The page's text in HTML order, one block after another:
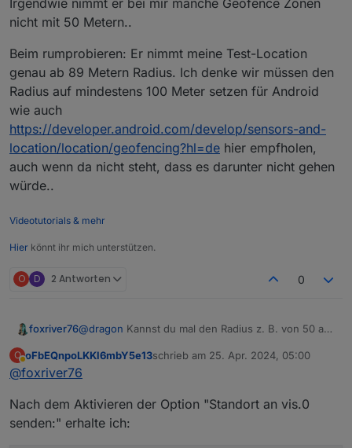
nicht mit 50 Metern..
Beim rumprobieren: Er nimmt meine Test-Location
genau ab 89 Metern Radius. Ich denke wir müssen den
Radius auf mindestens 100 Meter setzen für Android
wie auch
https://developer.android.com/develop/sensors-and-
location/location/geofencing?hl=de hier empfholen,
auch wenn da nicht steht, dass es darunter nicht gehen
würde..
Videotutorials & mehr
Hier könnt ihr mich unterstützen.
O D 2 Antworten 0
foxriver76@dragon Kannst du mal den Radius z. B. von 50 auf
Irgendwie nimmt er bei mir manche Geofence
Zonen nicht mit 50 Metern..
genau ab 89 Metern Radius. Ich denke wir müssen
den Radius auf mindestens 100 Meter setzen für
O
Abwesend
oFbEQnpoLKKl6mbY5e13schrieb am 25. Apr. 2024, 05:00
zuletzt editiert von
@foxriver76
Nach dem Aktivieren der Option "Standort an vis.0
senden:" erhalte ich: